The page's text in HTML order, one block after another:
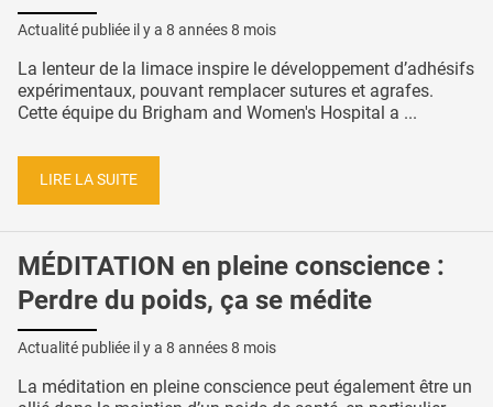
Actualité publiée il y a 8 années 8 mois
La lenteur de la limace inspire le développement d’adhésifs
expérimentaux, pouvant remplacer sutures et agrafes.
Cette équipe du Brigham and Women's Hospital a ...
LIRE LA SUITE
MÉDITATION en pleine conscience :
Perdre du poids, ça se médite
Actualité publiée il y a 8 années 8 mois
La méditation en pleine conscience peut également être un